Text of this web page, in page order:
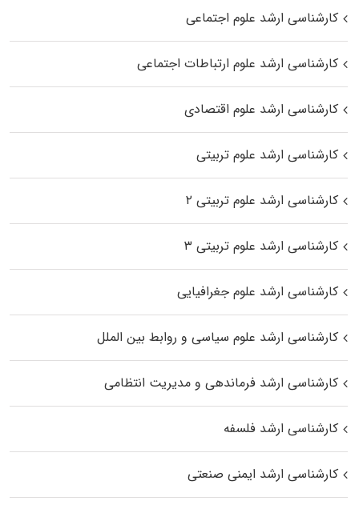
کارشناسی ارشد علوم اجتماعی
کارشناسی ارشد علوم ارتباطات اجتماعی
کارشناسی ارشد علوم اقتصادی
کارشناسی ارشد علوم تربیتی
کارشناسی ارشد علوم تربیتی ۲
کارشناسی ارشد علوم تربیتی ۳
کارشناسی ارشد علوم جغرافیایی
کارشناسی ارشد علوم سیاسی و روابط بین الملل
کارشناسی ارشد فرماندهی و مدیریت انتظامی
کارشناسی ارشد فلسفه
کارشناسی ارشد ایمنی صنعتی